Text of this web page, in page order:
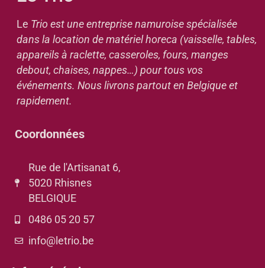
Le Trio est une entreprise namuroise spécialisée
dans la location de matériel horeca (vaisselle, tables,
appareils à raclette, casseroles, fours, manges
debout, chaises, nappes…) pour tous vos
événements. Nous livrons partout en Belgique et
rapidement.
Coordonnées
Rue de l'Artisanat 6,
5020 Rhisnes
BELGIQUE
0486 05 20 57
info@letrio.be